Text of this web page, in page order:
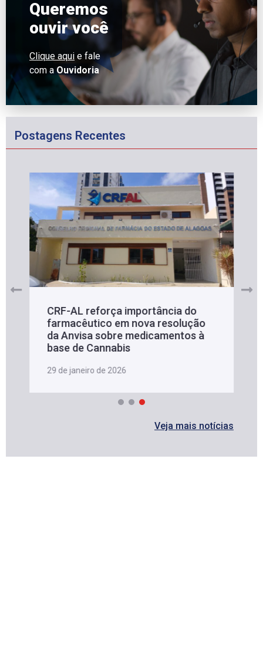
Queremos
ouvir você
Clique aqui e fale
com a Ouvidoria
Postagens Recentes
CRF-AL reforça importância do
farmacêutico em nova resolução
da Anvisa sobre medicamentos à
base de Cannabis
29 de janeiro de 2026
Veja mais notícias